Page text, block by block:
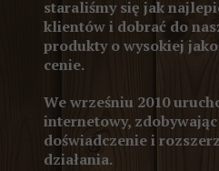
staraliśmy się jak
klientów i dobrać do
produkty o wysokiej
cenie.
We wrześniu 2010
internetowy,
doświadczenie i
działania.